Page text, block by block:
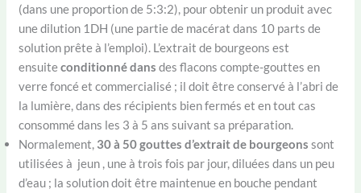
(dans une proportion de 5:3:2), pour obtenir un produit avec
une dilution 1DH (une partie de macérat dans 10 parts de
solution prête à l’emploi). L’extrait de bourgeons est
ensuiteconditionné dans des flacons compte-gouttes en
verre foncé et commercialisé ; il doit être conservé à l’abri de
la lumière, dans des récipients bien fermés et en tout cas
consommé dans les 3 à 5 ans suivant sa préparation.
Normalement, 30 à 50 gouttes d’extrait de bourgeons sont
utilisées à jeun , une à trois fois par jour, diluées dans un peu
d’eau ; la solution doit être maintenue en bouche pendant